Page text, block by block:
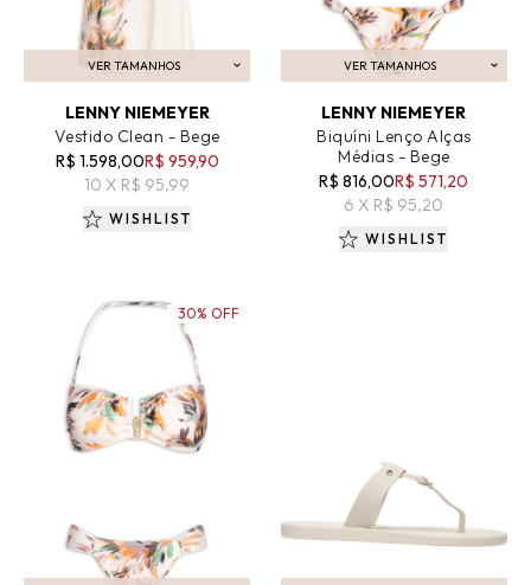
VER TAMANHOS
ADICIONAR AO CARRINHO
LENNY NIEMEYER
Vestido Clean - Bege
R$ 1.598,00R$ 959,90
10 X R$ 95,99
WISHLIST
VER TAMANHOS
ADICIONAR AO CARRINHO
LENNY NIEMEYER
Biquíni Lenço Alças
Médias - Bege
R$ 816,00R$ 571,20
6 X R$ 95,20
WISHLIST
30% OFF